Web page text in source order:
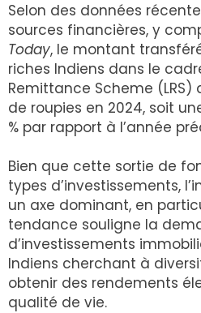
Selon des données
sources financières, y
Today, le montant
riches Indiens dans le
Remittance Scheme (LRS)
de roupies en 2024, soit
% par rapport à l’année
Bien que cette sortie de
types d’investissements,
un axe dominant, en
tendance souligne la
d’investissements
Indiens cherchant à
obtenir des rendements
qualité de vie.